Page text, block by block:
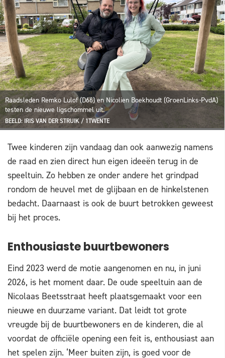
Raadsleden Remko Lulof (D66) en Nicolien Boekhoudt (GroenLinks-PvdA)
testen de nieuwe ligschommel uit.
BEELD: IRIS VAN DER STRUIK / 1TWENTE
Twee kinderen zijn vandaag dan ook aanwezig namens
de raad en zien direct hun eigen ideeën terug in de
speeltuin. Zo hebben ze onder andere het grindpad
rondom de heuvel met de glijbaan en de hinkelstenen
bedacht. Daarnaast is ook de buurt betrokken geweest
bij het proces.
Enthousiaste buurtbewoners
Eind 2023 werd de motie aangenomen en nu, in juni
2026, is het moment daar. De oude speeltuin aan de
Nicolaas Beetsstraat heeft plaatsgemaakt voor een
nieuwe en duurzame variant. Dat leidt tot grote
vreugde bij de buurtbewoners en de kinderen, die al
voordat de officiële opening een feit is, enthousiast aan
het spelen zijn. ‘Meer buiten zijn, is goed voor de